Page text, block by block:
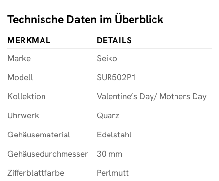
Technische Daten im Überblick
MERKMAL
DETAILS
Marke
Seiko
Modell
SUR502P1
Kollektion
Valentine’s Day/ Mothers Day
Uhrwerk
Quarz
Gehäusematerial
Edelstahl
Gehäusedurchmesser
30 mm
Zifferblattfarbe
Perlmutt